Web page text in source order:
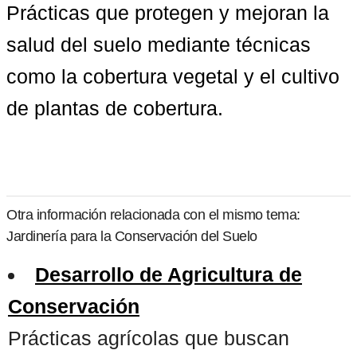
Prácticas que protegen y mejoran la
salud del suelo mediante técnicas
como la cobertura vegetal y el cultivo
de plantas de cobertura.
Otra información relacionada con el mismo tema:
Jardinería para la Conservación del Suelo
Desarrollo de Agricultura de
Conservación
Prácticas agrícolas que buscan